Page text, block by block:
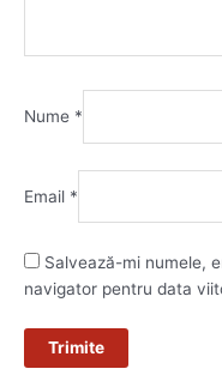
Nume *
Email *
Salvează-mi numele,
navigator pentru data